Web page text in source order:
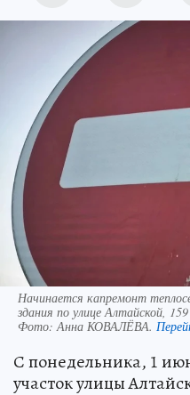
Начинается капремонт
здания по улице Алтайской, 159
Фото:Анна КОВАЛЁВА.
С понедельника, 1
участок улицы